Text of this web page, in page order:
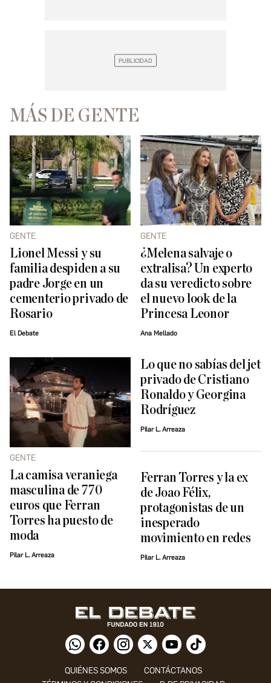
MÁS DE GENTE
GENTE
Lionel Messi y su
familia despiden a su
padre Jorge en un
cementerio privado de
Rosario
El Debate
GENTE
¿Melena salvaje o
extralisa? Un experto
da su veredicto sobre
el nuevo look de la
Princesa Leonor
Ana Mellado
GENTE
La camisa veraniega
masculina de 770
euros que Ferran
Torres ha puesto de
moda
Pilar L. Arreaza
Lo que no sabías del jet
privado de Cristiano
Ronaldo y Georgina
Rodríguez
Pilar L. Arreaza
Ferran Torres y la ex
de Joao Félix,
protagonistas de un
inesperado
movimiento en redes
Pilar L. Arreaza
QUIÉNES SOMOS
CONTÁCTANOS